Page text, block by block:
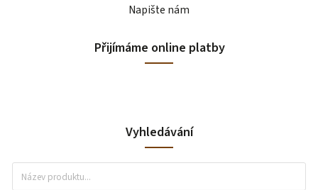
Napište nám
Přijímáme online platby
Vyhledávání